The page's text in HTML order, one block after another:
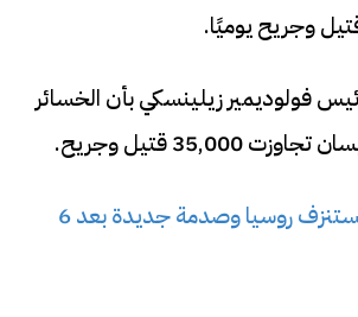
الرئيس فولوديمير زيلينسكي بأن الخسائر
35,000 قتيل وجريح.
أوكرانيا تستنزف روسيا وصدمة جديدة بعد 6